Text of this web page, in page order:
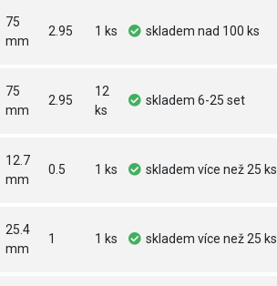
75
mm
2.95 1 ks skladem nad 100 ks
75
mm
2.95
12
ks
skladem 6-25 set
12.7
mm
0.5 1 ks skladem více než 25 ks
25.4
mm
1 1 ks skladem více než 25 ks